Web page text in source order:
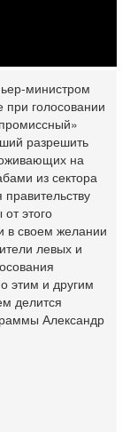
министром
голосовании
разрешить
на
из сектора
этого
в своем желании
левых и
этим и другим
делится
Александр